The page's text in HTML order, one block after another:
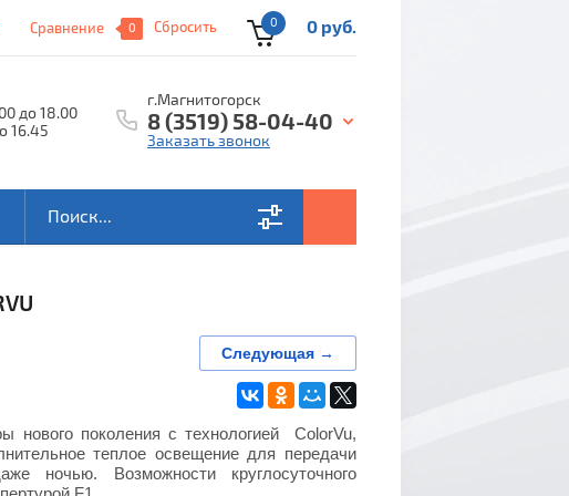
Сравнение 0 Сбросить 0 0 руб.
до 18.00
16.45
г.Магнитогорск
8 (3519) 58-04-40
Заказать звонок
Следующая →
нового поколения с технологией ColorVu,
теплое освещение для передачи
ночью. Возможности круглосуточного